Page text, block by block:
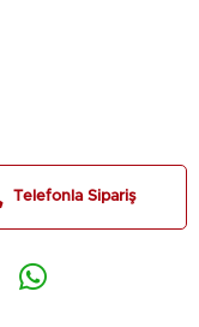
Telefonla Sipariş